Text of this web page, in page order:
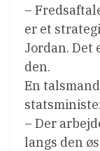
–
er et
Jordan. Det
den.
En
– Der
langs den